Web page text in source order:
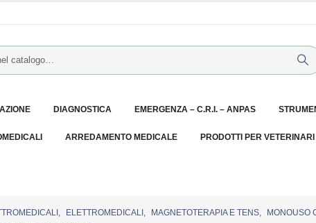
DIAGNOSTICA EMERGENZA – C.R.I. – ANPAS
ARREDAMENTO MEDICALE PRODOTTI PER VETERINARI
ELETTROMEDICALI MAGNETOTERAPIA E TENS
MONOUSO